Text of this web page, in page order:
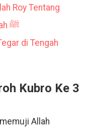
Roy Tentang
Wasiat Perpisahan Rasulullah ﷺ
di Tengah
Kubro Ke 3
Allah